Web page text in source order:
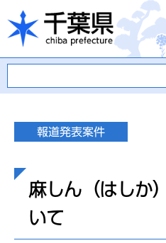
千葉県
麻しん（はしか
いて